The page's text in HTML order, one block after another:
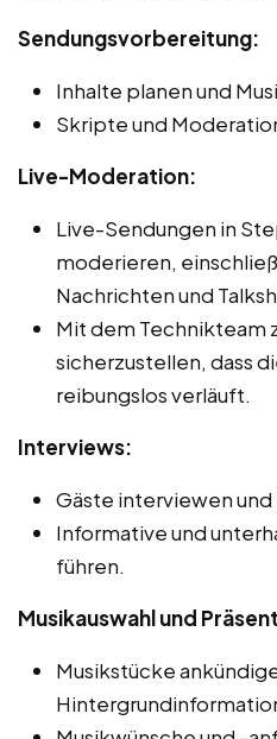
Sendungsvorbereitung:
Inhalte planen und
Skripte und
Live-Moderation:
Live-Sendungen in
moderieren,
Nachrichten und
Mit dem Technikteam
sicherzustellen, dass
reibungslos verläuft.
Interviews:
Gäste interviewen
Informative und
führen.
Musikauswahl und
Musikstücke